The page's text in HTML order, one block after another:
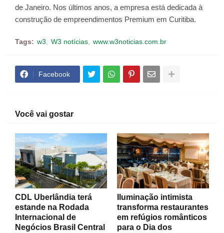
de Janeiro. Nos últimos anos, a empresa está dedicada à
construção de empreendimentos Premium em Curitiba.
Tags: w3 W3 notícias www.w3noticias.com.br
Facebook
Você vai gostar
CDL Uberlândia terá
estande na Rodada
Internacional de
Negócios Brasil Central
Iluminação intimista
transforma restaurantes
em refúgios românticos
para o Dia dos